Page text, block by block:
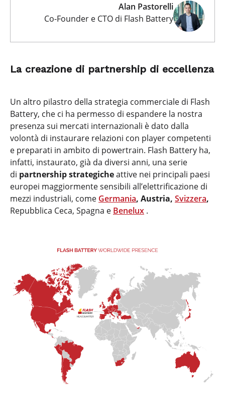
Alan Pastorelli
Co-Founder e CTO di Flash Battery
La creazione di partnership di eccellenza
Un altro pilastro della strategia commerciale di Flash
Battery, che ci ha permesso di espandere la nostra
presenza sui mercati internazionali è dato dalla
volontà di instaurare relazioni con player competenti
e preparati in ambito di powertrain. Flash Battery ha,
infatti, instaurato, già da diversi anni, una serie
di partnership strategicheattive nei principali paesi
europei maggiormente sensibili all’elettrificazione di
mezzi industriali, come Germania, Austria, Svizzera,
Repubblica Ceca, Spagna e Benelux .